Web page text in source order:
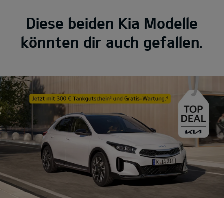
Diese beiden Kia Modelle
könnten dir auch gefallen.